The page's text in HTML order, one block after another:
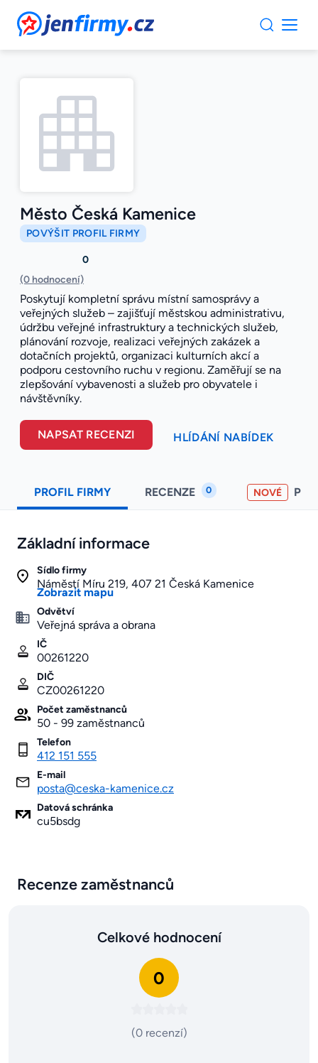
JenFirmy.cz
Město Česká Kamenice
POVÝŠIT PROFIL FIRMY
0
(0 hodnocení)
Poskytují kompletní správu místní samosprávy a
veřejných služeb – zajišťují městskou administrativu,
údržbu veřejné infrastruktury a technických služeb,
plánování rozvoje, realizaci veřejných zakázek a
dotačních projektů, organizaci kulturních akcí a
podporu cestovního ruchu v regionu. Zaměřují se na
zlepšování vybavenosti a služeb pro obyvatele i
návštěvníky.
NAPSAT RECENZI HLÍDÁNÍ NABÍDEK
PROFIL FIRMY RECENZE 0 NOVÉ
Základní informace
Sídlo firmy
Náměstí Míru 219, 407 21 Česká Kamenice
Zobrazit mapu
Odvětví
Veřejná správa a obrana
IČ
00261220
DIČ
CZ00261220
Počet zaměstnanců
50 - 99 zaměstnanců
Telefon
412 151 555
E-mail
posta@ceska-kamenice.cz
Datová schránka
cu5bsdg
Recenze zaměstnanců
Celkové hodnocení
0
(0 recenzí)